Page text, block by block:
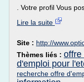
. Votre profil Vous
Lire la suite
Site : http://
Thèmes liés : offre
d'emploi pour
recherche offre